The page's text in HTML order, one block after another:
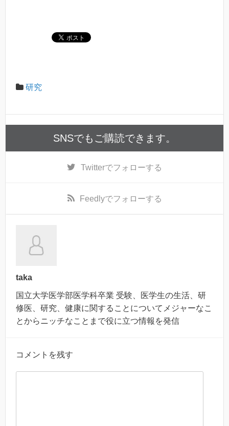
研究
SNSでもご購読できます。
Twitterでフォローする
Feedlyでフォローする
taka
国立大学医学部医学科卒業 受験、医学生の生活、研
修医、研究、健康に関することについてメジャーなこ
とからニッチなことまで役に立つ情報を発信
コメントを残す